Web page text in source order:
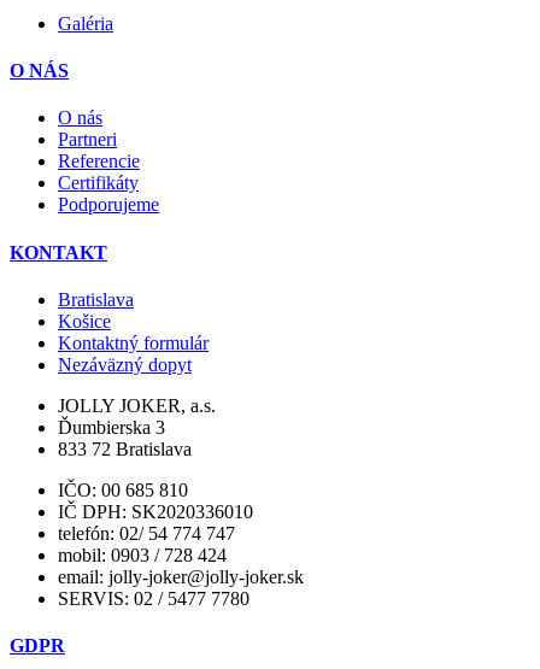
Galéria
O NÁS
O nás
Partneri
Referencie
Certifikáty
Podporujeme
KONTAKT
Bratislava
Košice
Kontaktný formulár
Nezáväzný dopyt
JOLLY JOKER, a.s.
Ďumbierska 3
833 72 Bratislava
IČO: 00 685 810
IČ DPH: SK2020336010
telefón: 02/ 54 774 747
mobil: 0903 / 728 424
email: jolly-joker@jolly-joker.sk
SERVIS: 02 / 5477 7780
GDPR